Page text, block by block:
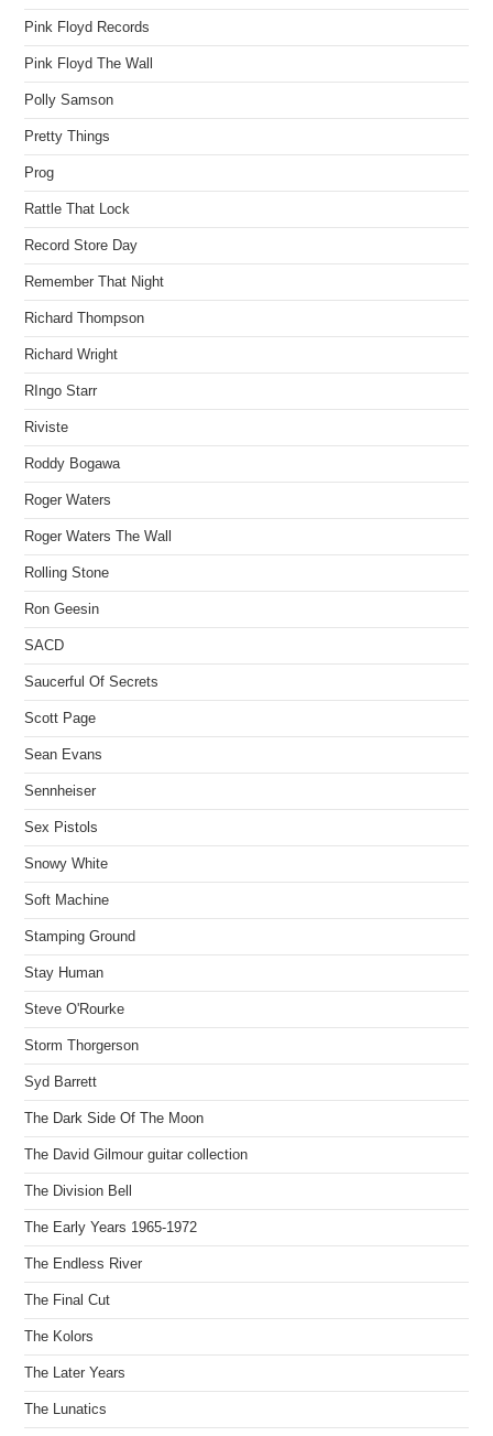
Pink Floyd Records
Pink Floyd The Wall
Polly Samson
Pretty Things
Prog
Rattle That Lock
Record Store Day
Remember That Night
Richard Thompson
Richard Wright
RIngo Starr
Riviste
Roddy Bogawa
Roger Waters
Roger Waters The Wall
Rolling Stone
Ron Geesin
SACD
Saucerful Of Secrets
Scott Page
Sean Evans
Sennheiser
Sex Pistols
Snowy White
Soft Machine
Stamping Ground
Stay Human
Steve O'Rourke
Storm Thorgerson
Syd Barrett
The Dark Side Of The Moon
The David Gilmour guitar collection
The Division Bell
The Early Years 1965-1972
The Endless River
The Final Cut
The Kolors
The Later Years
The Lunatics